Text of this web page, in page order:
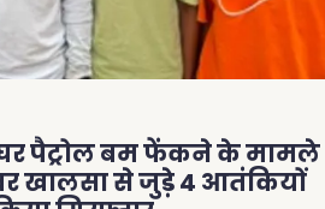
पैट्रोल बम फेंकने के मामले
खालसा से जुड़े 4 आतंकियों